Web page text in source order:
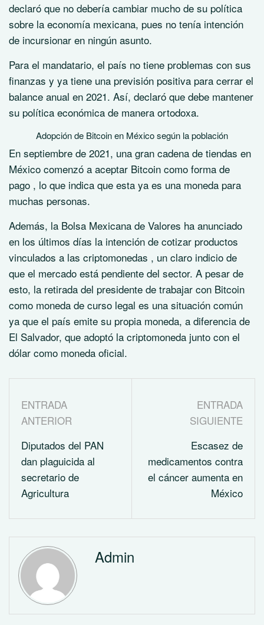
declaró que no debería cambiar mucho de su política
sobre la economía mexicana, pues no tenía intención
de incursionar en ningún asunto.
Para el mandatario, el país no tiene problemas con sus
finanzas y ya tiene una previsión positiva para cerrar el
balance anual en 2021. Así, declaró que debe mantener
su política económica de manera ortodoxa.
Adopción de Bitcoin en México según la población
En septiembre de 2021, una gran cadena de tiendas en
México comenzó a aceptar Bitcoin como forma de
pago , lo que indica que esta ya es una moneda para
muchas personas.
Además, la Bolsa Mexicana de Valores ha anunciado
en los últimos días la intención de cotizar productos
vinculados a las criptomonedas , un claro indicio de
que el mercado está pendiente del sector. A pesar de
esto, la retirada del presidente de trabajar con Bitcoin
como moneda de curso legal es una situación común
ya que el país emite su propia moneda, a diferencia de
El Salvador, que adoptó la criptomoneda junto con el
dólar como moneda oficial.
ENTRADA
ANTERIOR
Diputados del PAN
dan plaguicida al
secretario de
Agricultura
ENTRADA
SIGUIENTE
Escasez de
medicamentos contra
el cáncer aumenta en
México
Admin